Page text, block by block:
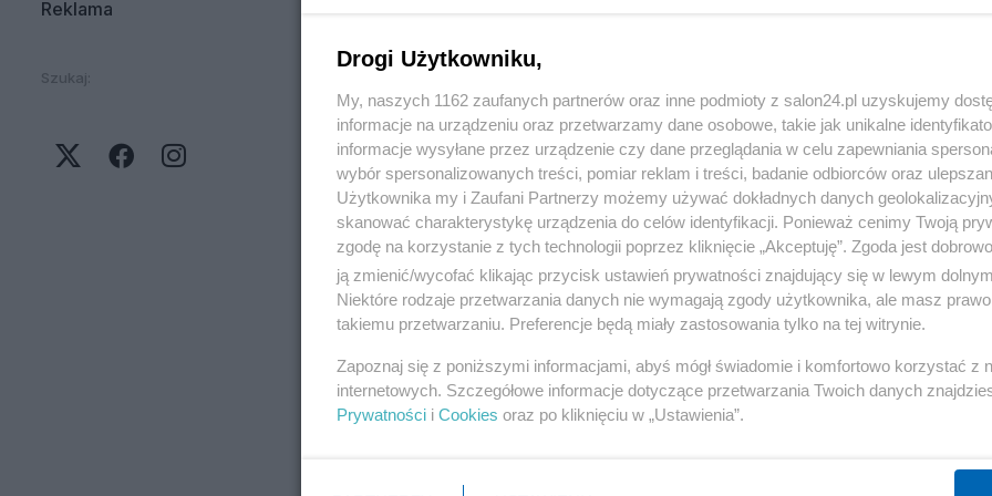
Reklama
Szukaj:
Drogi Użytkowniku,
My, naszych 1162 zaufanych partnerów oraz inne podmioty z salon24.pl uzyskujemy
informacje na urządzeniu oraz przetwarzamy dane osobowe, takie jak unikalne
informacje wysyłane przez urządzenie czy dane przeglądania w celu zapewniania
wybór spersonalizowanych treści, pomiar reklam i treści, badanie odbiorców oraz
Użytkownika my i Zaufani Partnerzy możemy używać dokładnych danych
skanować charakterystykę urządzenia do celów identyfikacji. Ponieważ cenimy Twoją
zgodę na korzystanie z tych technologii poprzez kliknięcie „Akceptuję”. Zgoda jest
ją zmienić/wycofać klikając przycisk ustawień prywatności znajdujący się w lewym
Niektóre rodzaje przetwarzania danych nie wymagają zgody użytkownika, ale masz
takiemu przetwarzaniu. Preferencje będą miały zastosowania tylko na tej witrynie.
Zapoznaj się z poniższymi informacjami, abyś mógł świadomie i komfortowo korzystać z
internetowych. Szczegółowe informacje dotyczące przetwarzania Twoich danych
Prywatności i Cookies oraz po kliknięciu w „Ustawienia”.